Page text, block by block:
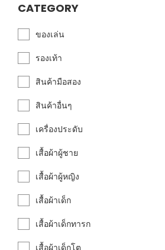
CATEGORY
ของเล่น
รองเท้า
สินค้ามือสอง
สินค้าอื่นๆ
เครื่องประดับ
เสื้อผ้าผู้ชาย
เสื้อผ้าผู้หญิง
เสื้อผ้าเด็ก
เสื้อผ้าเด็กทารก
เสื้อผ้าเด็กโต